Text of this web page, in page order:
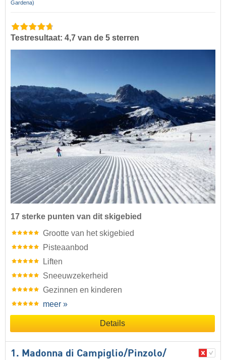
Gardena)
Testresultaat: 4,7 van de 5 sterren
17 sterke punten van dit skigebied
Grootte van het skigebied
Pisteaanbod
Liften
Sneeuwzekerheid
Gezinnen en kinderen
meer »
Details
1. Madonna di Campiglio/​Pinzolo/​